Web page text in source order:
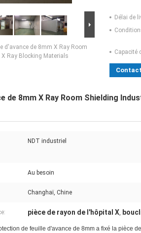
d'avance de 8mm X Ray Room
Ray Blocking Materials
Délai de
Capacité
Contact
de 8mm X Ray Room Shielding
NDT industriel
Au besoin
Changhaï, Chine
pièce de rayon de l'hôpital X,
de feuille d'avance de 8mm a fixé la pièce